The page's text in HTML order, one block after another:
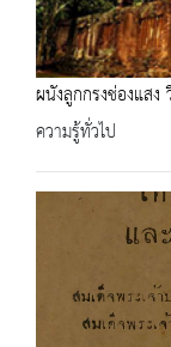
ผนังลูกกรงช่องแสง
ความรู้ทั่วไป